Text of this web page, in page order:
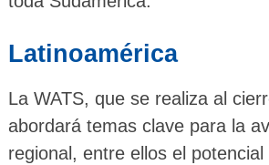
Latinoamérica
La WATS, que se realiza al
abordará temas clave para la
regional, entre ellos el potencial